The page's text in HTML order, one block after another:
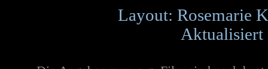
Layout: Rosemarie
Aktualisiert